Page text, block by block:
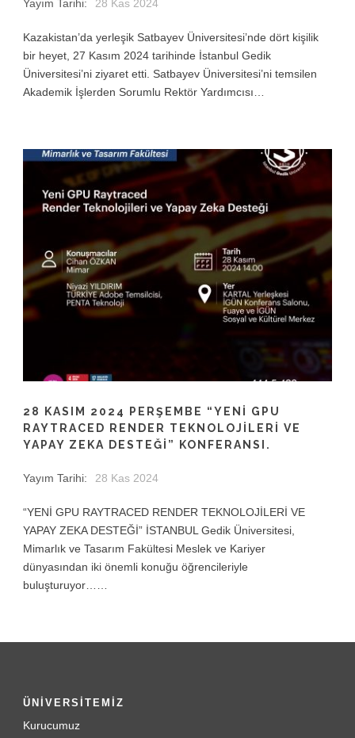
Yayım Tarihi: 28 Kas 2024
Kazakistan’da yerleşik Satbayev Üniversitesi’nde dört kişilik
bir heyet, 27 Kasım 2024 tarihinde İstanbul Gedik
Üniversitesi’ni ziyaret etti. Satbayev Üniversitesi’ni temsilen
Akademik İşlerden Sorumlu Rektör Yardımcısı…
28 KASIM 2024 PERŞEMBE “YENİ GPU
RAYTRACED RENDER TEKNOLOJİLERİ VE
YAPAY ZEKA DESTEĞİ” KONFERANSI.
Yayım Tarihi: 28 Kas 2024
“YENİ GPU RAYTRACED RENDER TEKNOLOJİLERİ VE
YAPAY ZEKA DESTEĞİ” İSTANBUL Gedik Üniversitesi,
Mimarlık ve Tasarım Fakültesi Meslek ve Kariyer
dünyasından iki önemli konuğu öğrencileriyle
buluşturuyor……
ÜNİVERSİTEMİZ
Kurucumuz